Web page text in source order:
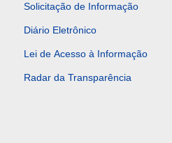
Solicitação de Informação
Diário Eletrônico
Lei de Acesso à Informação
Radar da Transparência